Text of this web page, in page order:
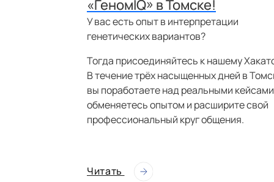
«ГеномIQ» в Томске!
У вас есть опыт в интерпретации
генетических вариантов?
Тогда присоединяйтесь к нашему
В течение трёх насыщенных дней в
вы поработаете над реальными
обменяетесь опытом и расширите свой
профессиональный круг общения.
Читать